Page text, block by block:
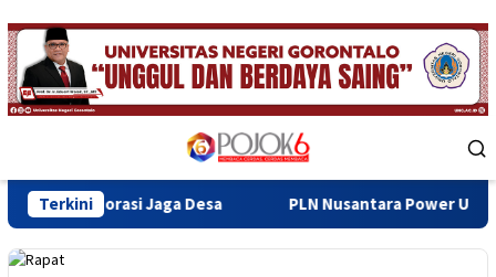
Skip
to
content
Menu
Terkini
Jaga Desa PLN Nusantara Power UP Gorontalo